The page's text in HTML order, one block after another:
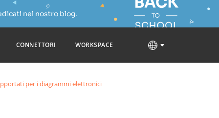
nel nostro blog.
CONNETTORI WORKSPACE
per i diagrammi elettronici